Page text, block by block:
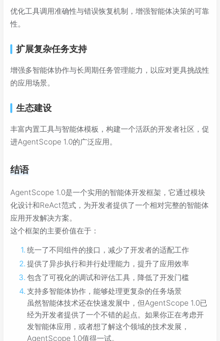
优化工具调用准确性与错误恢复机制，增强智能体决策的可靠
性。
扩展复杂任务支持
增强多智能体协作与长周期任务管理能力，以应对更具挑战性
的应用场景。
生态建设
丰富内置工具与智能体模板，构建一个活跃的开发者社区，促
进AgentScope 1.0的广泛应用。
结语
AgentScope 1.0是一个实用的智能体开发框架，它通过模块
化设计和ReAct范式，为开发者提供了一个相对完整的智能体
应用开发解决方案。
这个框架的主要价值在于：
统一了不同组件的接口，减少了开发者的适配工作
提供了异步执行和并行处理能力，提升了应用效率
包含了可视化的调试和评估工具，降低了开发门槛
支持多智能体协作，能够处理更复杂的任务场景
虽然智能体技术还在快速发展中，但AgentScope 1.0已
经为开发者提供了一个不错的起点。如果你正在考虑开
发智能体应用，或者想了解这个领域的技术发展，
AgentScope 1.0值得一试。